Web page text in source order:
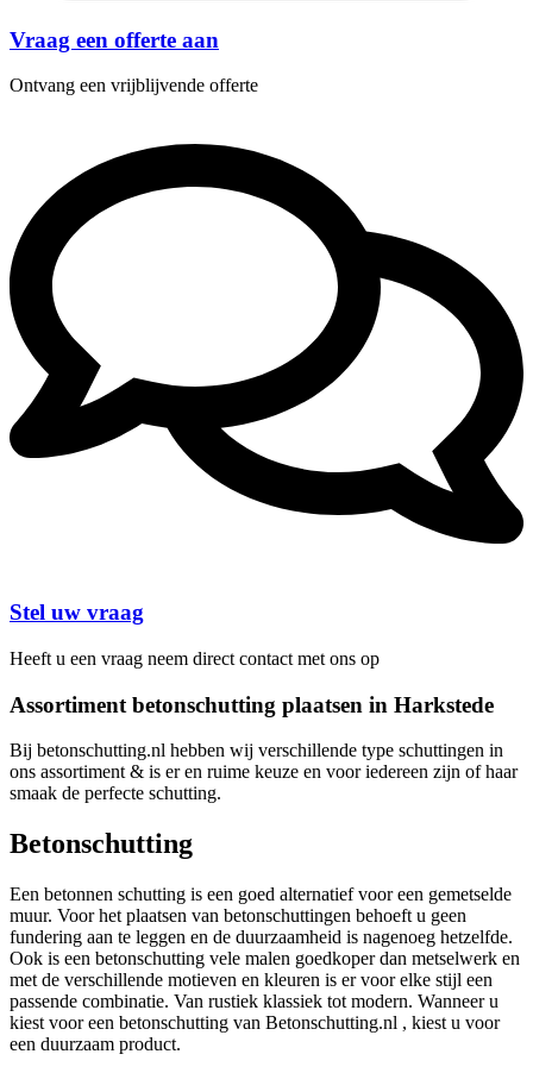
Vraag een offerte aan
Ontvang een vrijblijvende offerte
Stel uw vraag
Heeft u een vraag neem direct contact met ons op
Assortiment betonschutting plaatsen in Harkstede
Bij betonschutting.nl hebben wij verschillende type schuttingen in
ons assortiment & is er en ruime keuze en voor iedereen zijn of haar
smaak de perfecte schutting.
Betonschutting
Een betonnen schutting is een goed alternatief voor een gemetselde
muur. Voor het plaatsen van betonschuttingen behoeft u geen
fundering aan te leggen en de duurzaamheid is nagenoeg hetzelfde.
Ook is een betonschutting vele malen goedkoper dan metselwerk en
met de verschillende motieven en kleuren is er voor elke stijl een
passende combinatie. Van rustiek klassiek tot modern. Wanneer u
kiest voor een betonschutting van Betonschutting.nl , kiest u voor
een duurzaam product.